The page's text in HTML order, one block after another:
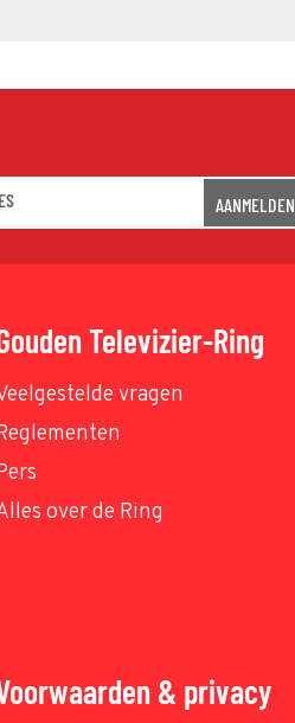
AANMELDEN
Televizier-Ring
vragen
over de Ring
& privacy